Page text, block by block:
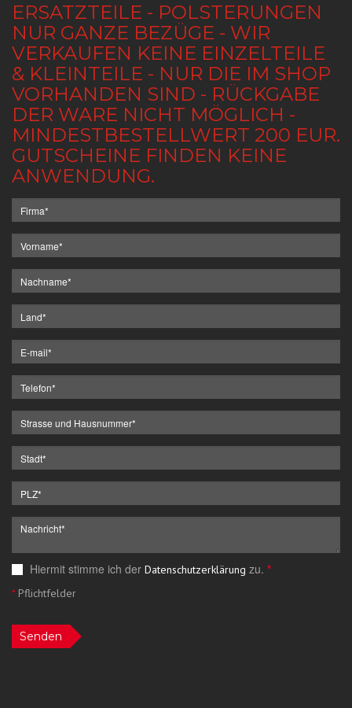
ERSATZTEILE - POLSTERUNGEN
NUR GANZE BEZÜGE - WIR
VERKAUFEN KEINE EINZELTEILE
& KLEINTEILE - NUR DIE IM SHOP
VORHANDEN SIND - RÜCKGABE
DER WARE NICHT MÖGLICH -
MINDESTBESTELLWERT 200 EUR.
GUTSCHEINE FINDEN KEINE
ANWENDUNG.
Hiermit stimme ich der Datenschutzerklärung zu. *
*Pflichtfelder
Senden